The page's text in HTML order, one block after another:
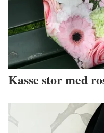
Kasse stor med